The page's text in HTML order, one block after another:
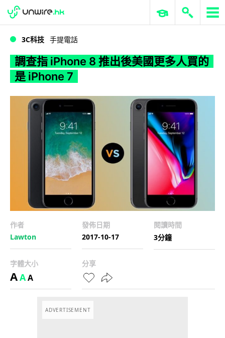
WWDC 2026 ERP 與商業 AI
3C科技 手提電話
調查指 iPhone 8 推出後美國更多人買的
是 iPhone 7
作者
Lawton
發佈日期
2017-10-17
閱讀時間
3分鐘
字體大小
AAA
分享
ADVERTISEMENT